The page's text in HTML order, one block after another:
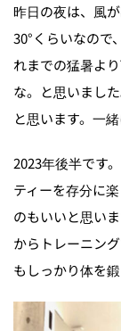
昨日の夜は、風
30°くらいなので
れまでの猛暑よ
な。と思いまし
と思います。一
2023年後半です
ティーを存分に
のもいいと思い
からトレーニン
もしっかり体を